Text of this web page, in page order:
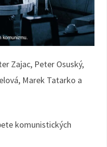
Zajac, Peter Osuský,
Marek Tatarko a
komunistických